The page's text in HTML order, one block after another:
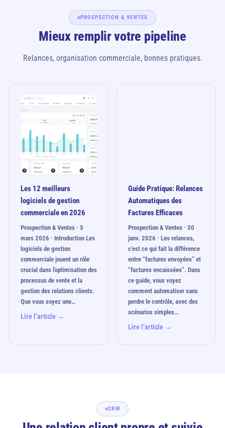
PROSPECTION & VENTES
Mieux remplir votre pipeline
Relances, organisation commerciale, bonnes pratiques.
Les 12 meilleurs
logiciels de gestion
commerciale en 2026
Prospection & Ventes · 3
mars 2026 · Introduction Les
logiciels de gestion
commerciale jouent un rôle
crucial dans l'optimisation des
processus de vente et la
gestion des relations clients.
Que vous soyez une…
Lire l’article →
Guide Pratique: Relances
Automatiques des
Factures Efficaces
Prospection & Ventes · 30
janv. 2026 · Les relances,
c’est ce qui fait la différence
entre “factures envoyées” et
“factures encaissées”. Dans
ce guide, vous voyez
comment automatiser sans
perdre le contrôle, avec des
scénarios simples…
Lire l’article →
CRM